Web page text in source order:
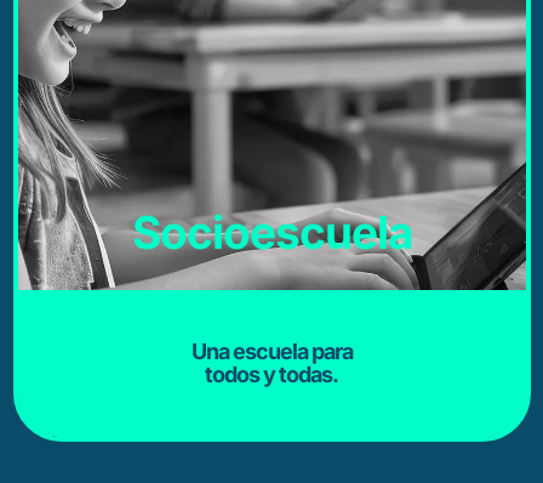
Socioescuela
Una escuela para
todos y todas.